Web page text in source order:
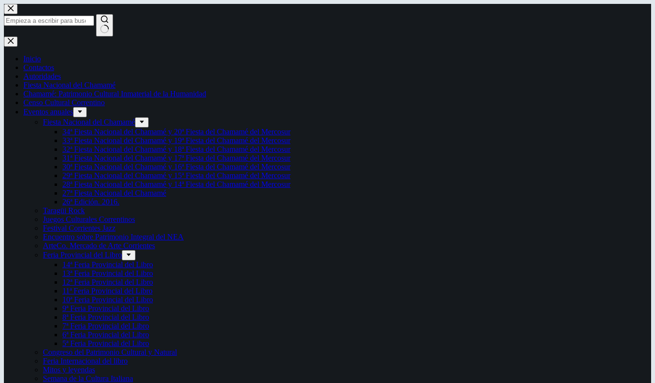
Saltar
al
contenido
Sin
resultados
Inicio
Contactos
Autoridades
Fiesta Nacional del Chamamé
Chamamé: Patrimonio Cultural Inmaterial de la Humanidad
Censo Cultural Correntino
Eventos anuales
Fiesta Nacional del Chamamé
34ª Fiesta Nacional del Chamamé y 20ª Fiesta del Chamamé del Mercosur
33ª Fiesta Nacional del Chamamé y 19ª Fiesta del Chamamé del Mercosur
32ª Fiesta Nacional del Chamamé y 18ª Fiesta del Chamamé del Mercosur
31ª Fiesta Nacional del Chamamé y 17ª Fiesta del Chamamé del Mercosur
30ª Fiesta Nacional del Chamamé y 16ª Fiesta del Chamamé del Mercosur
29ª Fiesta Nacional del Chamamé y 15ª Fiesta del Chamamé del Mercosur
28ª Fiesta Nacional del Chamamé y 14ª Fiesta del Chamamé del Mercosur
27ª Fiesta Nacional del Chamamé
26ª Edición. 2016.
Taragüi Rock
Juegos Culturales Correntinos
Festival Corrientes Jazz
Encuentro sobre Patrimonio Integral del NEA
ArteCo. Mercado de Arte Corrientes
Feria Provincial del Libro
14ª Feria Provincial del Libro
13ª Feria Provincial del Libro
12ª Feria Provincial del Libro
11ª Feria Provincial del Libro
10ª Feria Provincial del Libro
9ª Feria Provincial del Libro
8ª Feria Provincial del Libro
7ª Feria Provincial del Libro
6ª Feria Provincial del Libro
5ª Feria Provincial del Libro
Congreso del Patrimonio Cultural y Natural
Feria Internacional del libro
Mitos y leyendas
Semana de la Cultura Italiana